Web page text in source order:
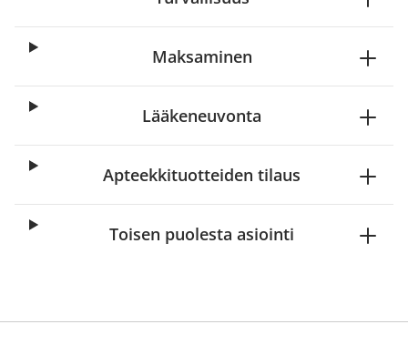
Maksaminen
Lääkeneuvonta
Apteekkituotteiden tilaus
Toisen puolesta asiointi